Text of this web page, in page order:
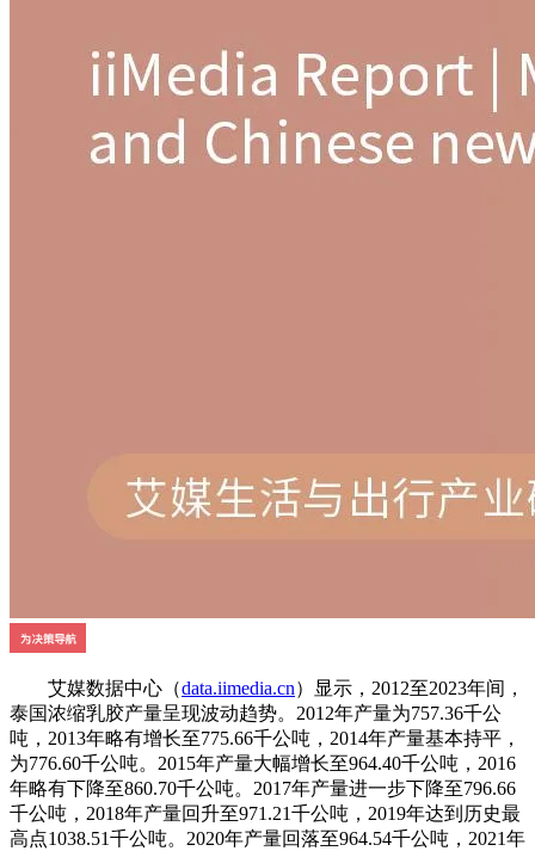
艾媒数据中心（data.iimedia.cn）显示，2012至2023年间，
泰国浓缩乳胶产量呈现波动趋势。2012年产量为757.36千公
吨，2013年略有增长至775.66千公吨，2014年产量基本持平，
为776.60千公吨。2015年产量大幅增长至964.40千公吨，2016
年略有下降至860.70千公吨。2017年产量进一步下降至796.66
千公吨，2018年产量回升至971.21千公吨，2019年达到历史最
高点1038.51千公吨。2020年产量回落至964.54千公吨，2021年